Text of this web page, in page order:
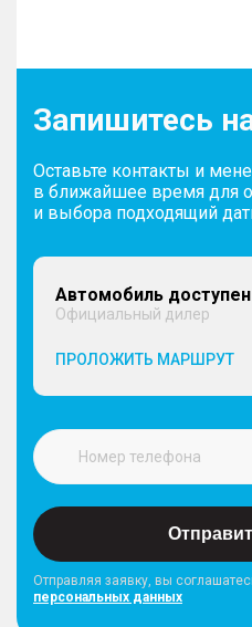
Запишитесь
Оставьте контакты и
в ближайшее время для
и выбора подходящий
Автомобиль
Официальный дилер
ПРОЛОЖИТЬ МАРШРУТ
Отправляя заявку, вы
персональных данных